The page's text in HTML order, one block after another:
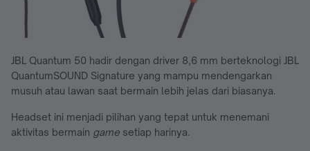
JBL Quantum 50 hadir dengan driver 8,6 mm berteknologi JBL
QuantumSOUND Signature yang mampu mendengarkan
musuh atau lawan saat bermain lebih jelas dari biasanya.
Headset ini menjadi pilihan yang tepat untuk menemani
aktivitas bermain game setiap harinya.